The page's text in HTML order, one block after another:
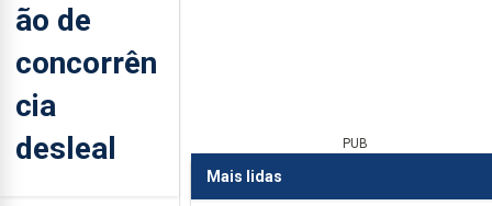
ão de
concorrên
cia
desleal
PUB
Mais lidas